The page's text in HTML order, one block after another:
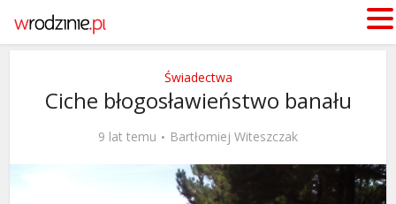
Świadectwa
Ciche błogosławieństwo banału
9 lat temu Bartłomiej Witeszczak